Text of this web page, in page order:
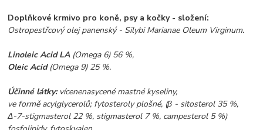
Doplňkové krmivo pro koně, psy a kočky - složení:
Ostropestřcový olej panenský - Silybi Marianae Oleum Virginum.
Linoleic Acid LA(Omega 6) 56 %,
Oleic Acid(Omega 9) 25 %.
Účinné látky:vícenenasycené mastné kyseliny,
ve formě acylglycerolů; fytosteroly plošné, (β - sitosterol 35 %,
Δ-7-stigmasterol 22 %, stigmasterol 7 %, campesterol 5 %)